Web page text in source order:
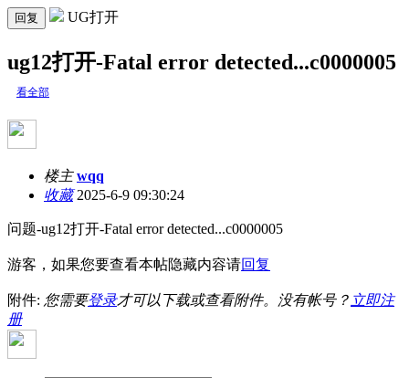
回复 UG打开
ug12打开-Fatal error detected...c0000005
看全部
楼主 wqq
收藏2025-6-9 09:30:24
问题-ug12打开-Fatal error detected...c0000005
游客，如果您要查看本帖隐藏内容请回复
附件: 您需要登录才可以下载或查看附件。没有帐号？ 立即注
册